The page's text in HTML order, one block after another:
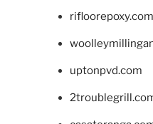
rifloorepoxy.com
uptonpvd.com